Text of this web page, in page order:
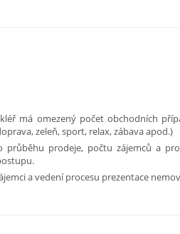
má omezený počet obchodních
zeleň, sport, relax, zábava apod.)
průběhu prodeje, počtu zájemců a
a vedení procesu prezentace